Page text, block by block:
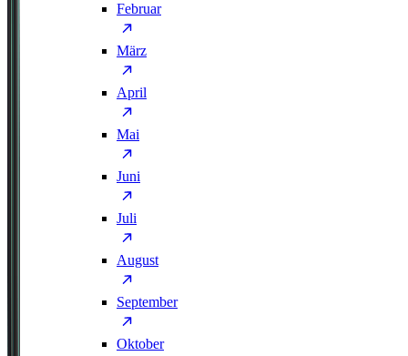
Februar
März
April
Mai
Juni
Juli
August
September
Oktober